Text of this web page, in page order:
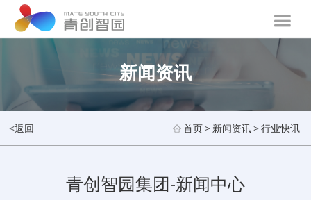
新闻资讯
<返回 首页> 新闻资讯>行业快讯
青创智园集团-新闻中心